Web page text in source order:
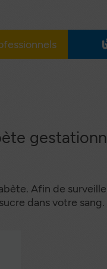
Afin de
dans votre sang.